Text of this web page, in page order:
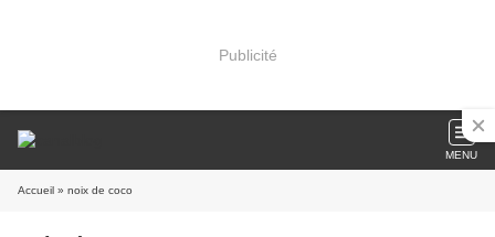
Publicité
MENU
Accueil » noix de coco